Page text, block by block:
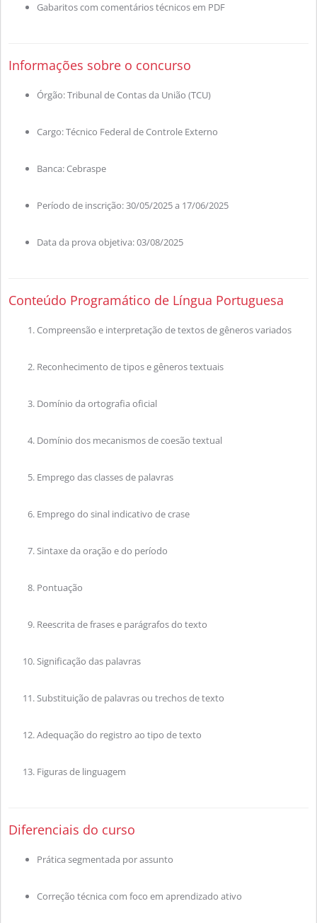
Gabaritos com comentários técnicos em PDF
Informações sobre o concurso
Órgão: Tribunal de Contas da União (TCU)
Cargo: Técnico Federal de Controle Externo
Banca: Cebraspe
Período de inscrição: 30/05/2025 a 17/06/2025
Data da prova objetiva: 03/08/2025
Conteúdo Programático de Língua Portuguesa
Compreensão e interpretação de textos de gêneros variados
Reconhecimento de tipos e gêneros textuais
Domínio da ortografia oficial
Domínio dos mecanismos de coesão textual
Emprego das classes de palavras
Emprego do sinal indicativo de crase
Sintaxe da oração e do período
Pontuação
Reescrita de frases e parágrafos do texto
Significação das palavras
Substituição de palavras ou trechos de texto
Adequação do registro ao tipo de texto
Figuras de linguagem
Diferenciais do curso
Prática segmentada por assunto
Correção técnica com foco em aprendizado ativo